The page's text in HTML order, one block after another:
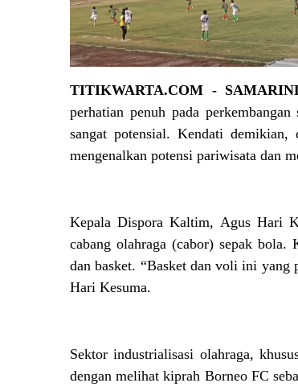
TITIKWARTA.COM -
perhatian penuh pada
sangat potensial. Kendati
mengenalkan potensi pariwisata dan
Kepala Dispora Kaltim, Agus Hari
cabang olahraga (cabor) sepak
dan basket. “Basket dan voli ini yang
Hari Kesuma.
Sektor industrialisasi olahraga,
dengan melihat kiprah Borneo FC